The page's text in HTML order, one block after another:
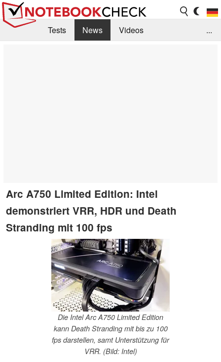
Tests News
Videos
...
Arc A750 Limited Edition: Intel
demonstriert VRR, HDR und Death
Stranding mit 100 fps
Die Intel Arc A750 Limited Edition
kann Death Stranding mit bis zu 100
fps darstellen, samt Unterstützung für
VRR. (Bild: Intel)